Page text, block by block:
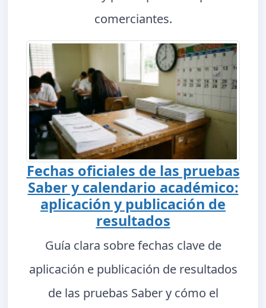
comerciantes.
Fechas oficiales de las pruebas
Saber y calendario académico:
aplicación y publicación de
resultados
Guía clara sobre fechas clave de
aplicación e publicación de resultados
de las pruebas Saber y cómo el